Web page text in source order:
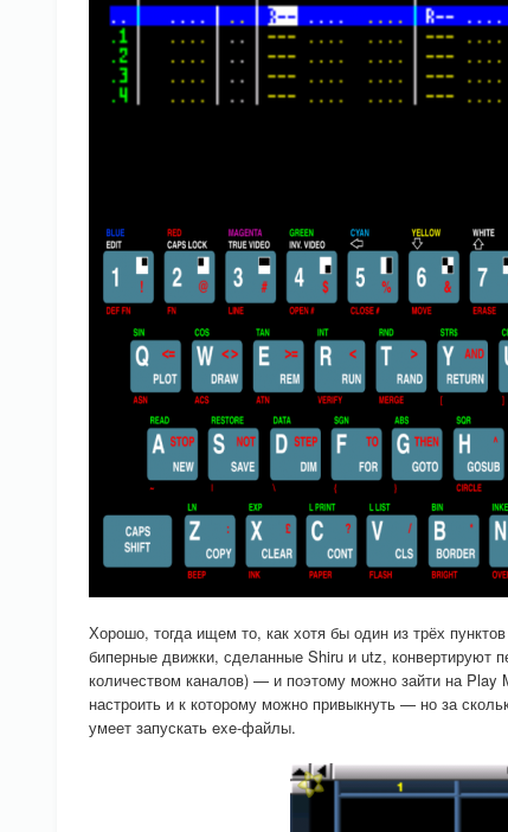
Хорошо, тогда ищем то, как хотя бы один из трёх
биперные движки, сделанные Shiru и utz, конвертируют
количеством каналов) — и поэтому можно зайти на Play
настроить и к которому можно привыкнуть — но за
умеет запускать exe-файлы.